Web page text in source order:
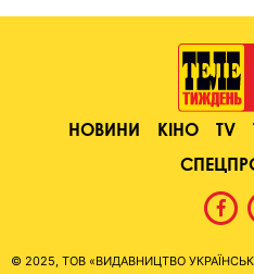
НОВИНИ КІНО TV
© 2025, ТОВ «ВИДАВНИЦТВО